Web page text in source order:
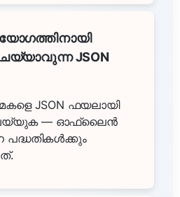
JSON
JSON ഫയലായി
— ഓഫ്ലൈൻ
പദ്ധതികൾക്കും